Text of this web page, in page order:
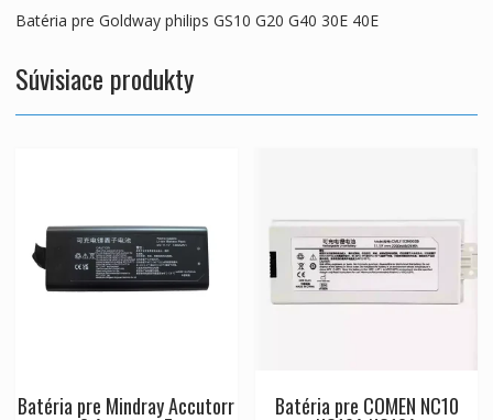
Batéria pre Goldway philips GS10 G20 G40 30E 40E
Súvisiace produkty
Batéria pre Mindray Accutorr Batéria pre COMEN NC10